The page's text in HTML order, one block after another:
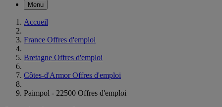
Menu
Accueil
France Offres d'emploi
Bretagne Offres d'emploi
Côtes-d'Armor Offres d'emploi
Paimpol - 22500 Offres d'emploi